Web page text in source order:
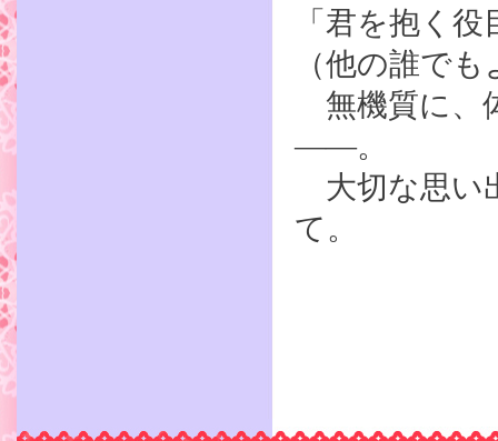
「君を抱く
（他の誰で
無機質に、
――。
大切な思い
て。